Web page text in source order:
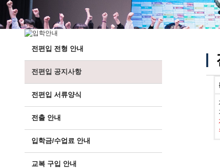
전경사진
전편입 전형 안내
전편입 공지사항
전편입 서류양식
전출 안내
입학금/수업료 안내
교복 구입 안내